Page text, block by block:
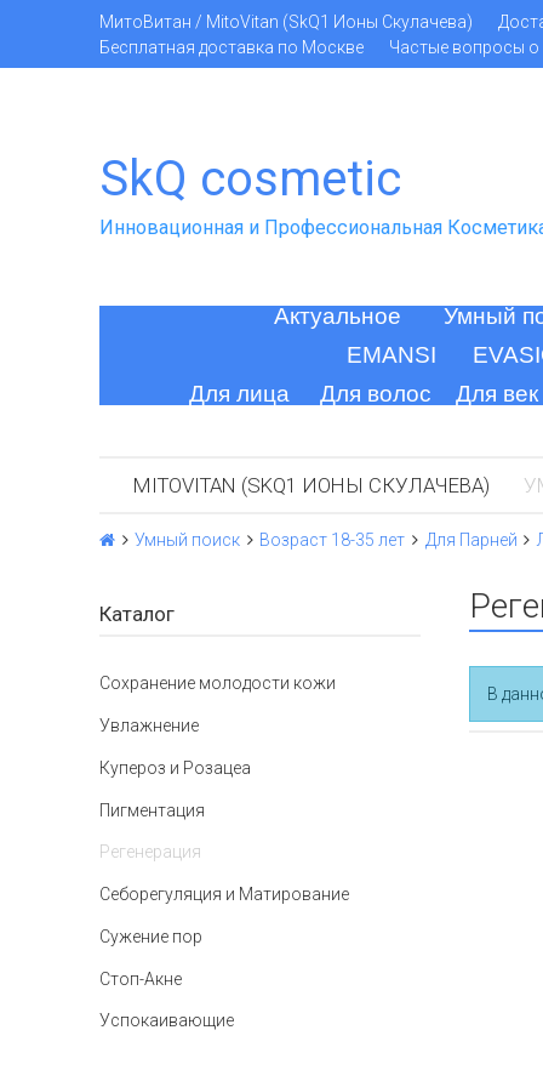
МитоВитан / MitoVitan (SkQ1 Ионы Скулачева)
Бесплатная доставка по Москве
Частые вопросы о
SkQ cosmetic
Инновационная и Профессиональная
Актуальное
Умный
EMANSI
Для лица
Для волос Для век
MITOVITAN (SKQ1 ИОНЫ СКУЛАЧЕВА)
Умный поиск Возраст 18-35 лет Для Парней
Каталог
Сохранение молодости кожи
Увлажнение
Купероз и Розацеа
Пигментация
Регенерация
Себорегуляция и Матирование
Сужение пор
Стоп-Акне
Успокаивающие
В